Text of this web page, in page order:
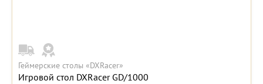
Геймерские столы «DXRacer»
Игровой стол DXRacer GD/1000